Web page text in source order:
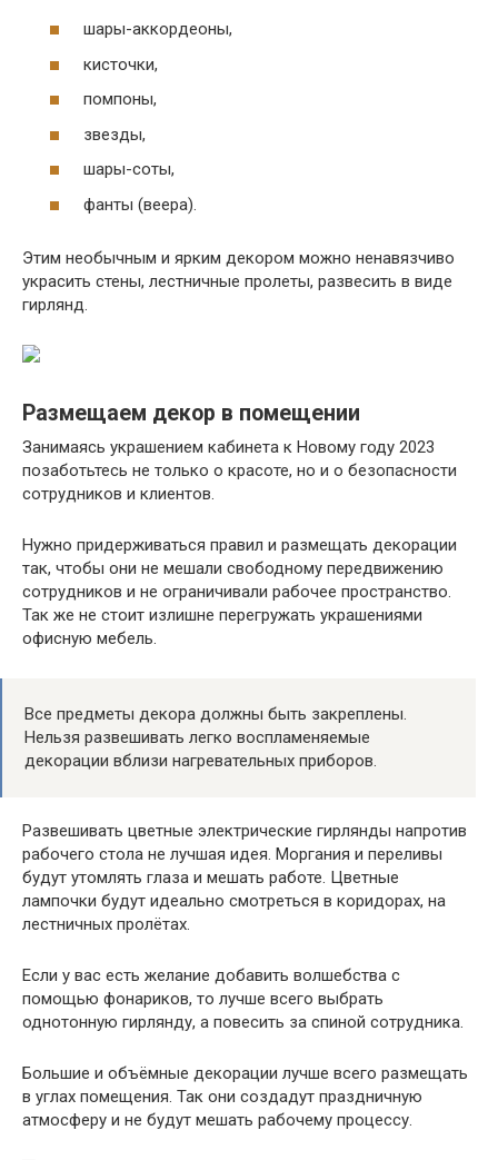
шары-аккордеоны,
кисточки,
помпоны,
звезды,
шары-соты,
фанты (веера).
Этим необычным и ярким декором можно ненавязчиво
украсить стены, лестничные пролеты, развесить в виде
гирлянд.
Размещаем декор в помещении
Занимаясь украшением кабинета к Новому году 2023
позаботьтесь не только о красоте, но и о безопасности
сотрудников и клиентов.
Нужно придерживаться правил и размещать декорации
так, чтобы они не мешали свободному передвижению
сотрудников и не ограничивали рабочее пространство.
Так же не стоит излишне перегружать украшениями
офисную мебель.
Все предметы декора должны быть закреплены.
Нельзя развешивать легко воспламеняемые
декорации вблизи нагревательных приборов.
Развешивать цветные электрические гирлянды напротив
рабочего стола не лучшая идея. Моргания и переливы
будут утомлять глаза и мешать работе. Цветные
лампочки будут идеально смотреться в коридорах, на
лестничных пролётах.
Если у вас есть желание добавить волшебства с
помощью фонариков, то лучше всего выбрать
однотонную гирлянду, а повесить за спиной сотрудника.
Большие и объёмные декорации лучше всего размещать
в углах помещения. Так они создадут праздничную
атмосферу и не будут мешать рабочему процессу.